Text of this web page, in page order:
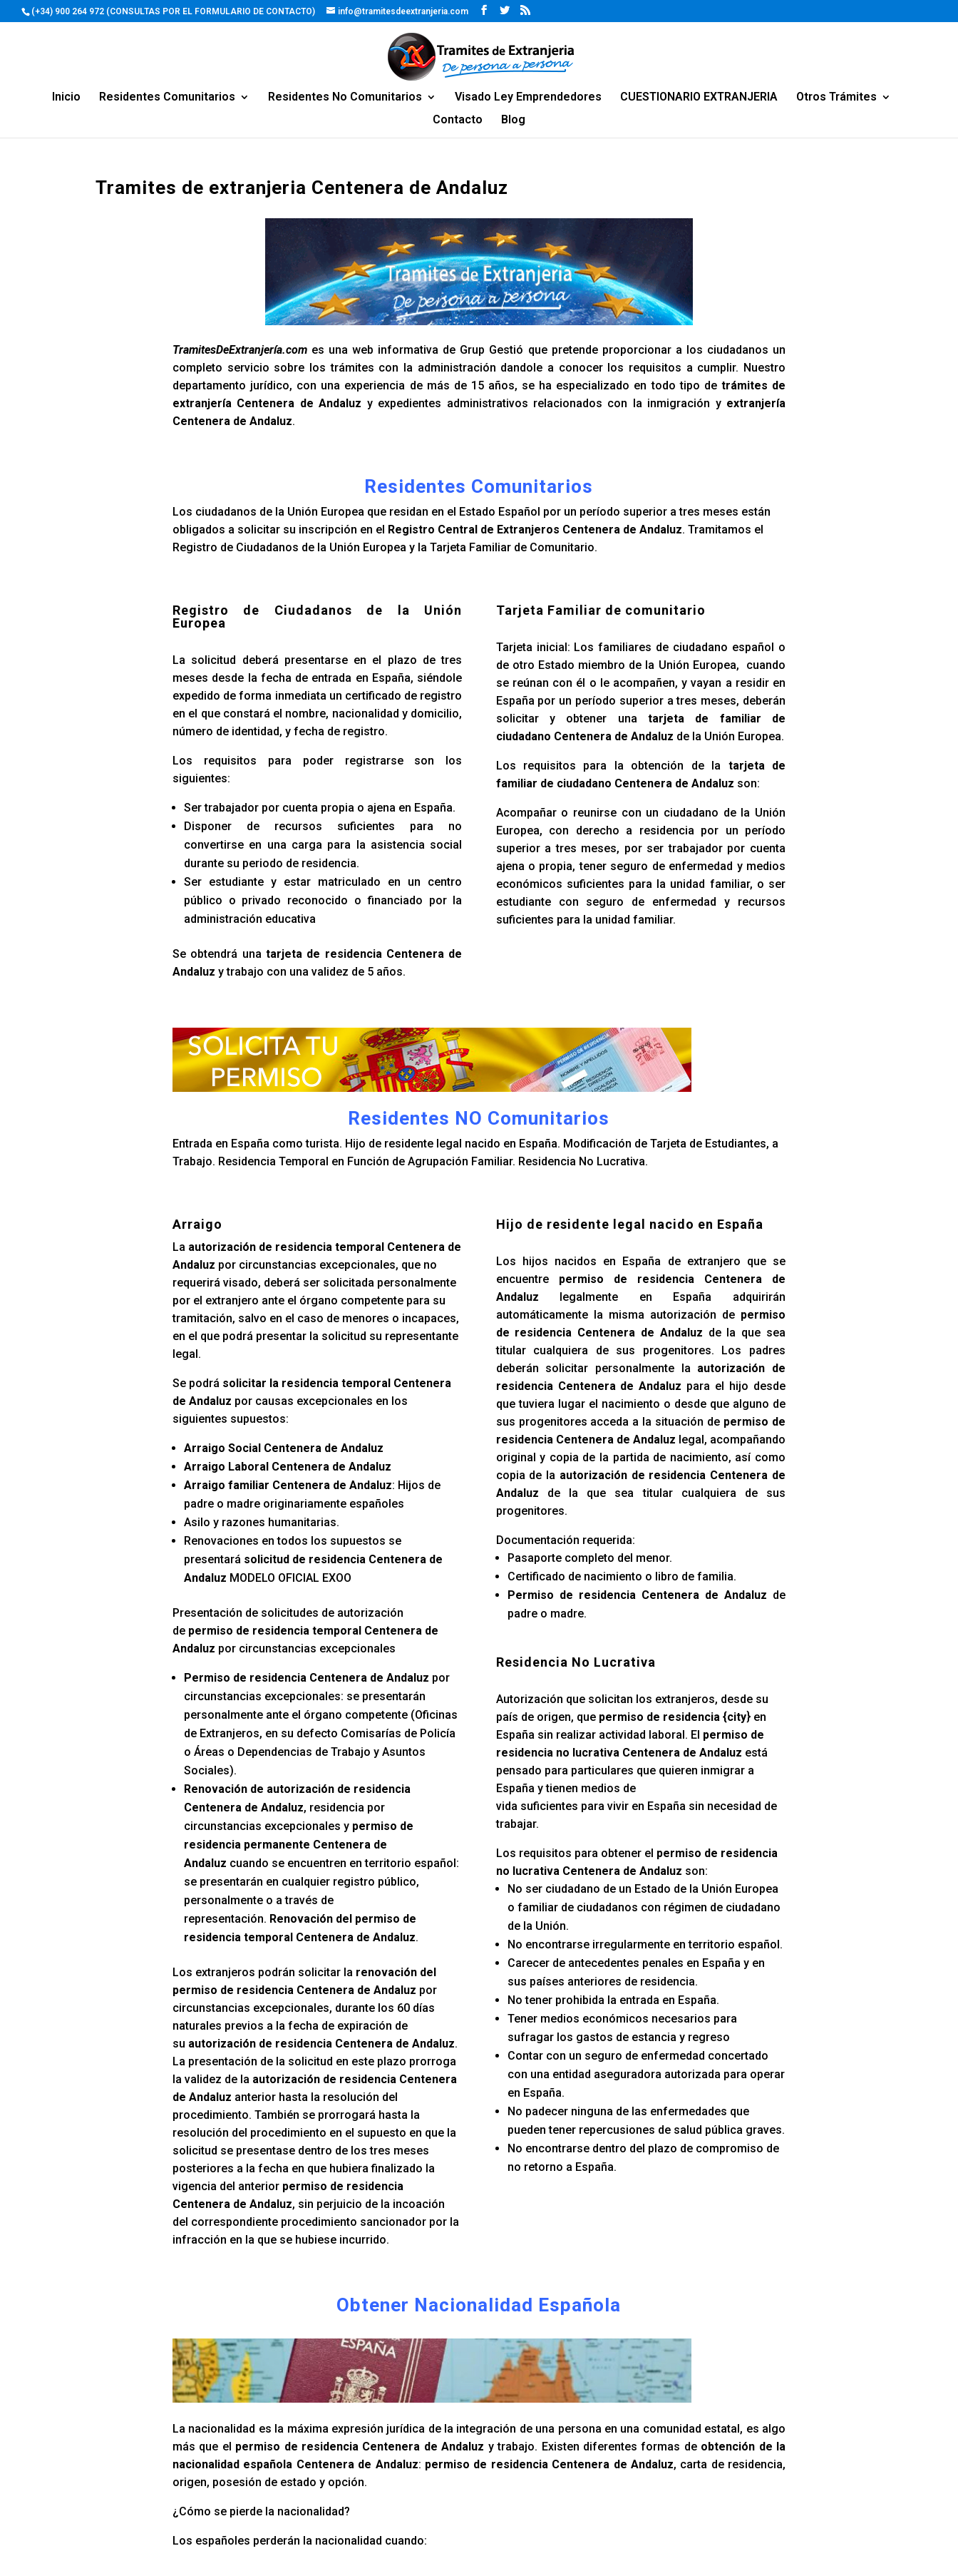
(+34) 900 264 972 (CONSULTAS POR EL FORMULARIO DE CONTACTO) info@tramitesdeextranjeria.com
Inicio Residentes Comunitarios Residentes No Comunitarios Visado Ley Emprendedores CUESTIONARIO EXTRANJERIA
Otros Trámites
Contacto
Blog
Tramites de extranjeria Centenera de Andaluz
TramitesDeExtranjería.comes una web informativa de Grup Gestió que pretende proporcionar a los ciudadanos un
completo servicio sobre los trámites con la administración dandole a conocer los requisitos a cumplir. Nuestro
departamento jurídico, con una experiencia de más de 15 años, se ha especializado en todo tipo de trámites de
extranjería Centenera de Andaluz y expedientes administrativos relacionados con la inmigración y extranjería
Centenera de Andaluz.
Residentes Comunitarios
Los ciudadanos de la Unión Europea que residan en el Estado Español por un período superior a tres meses están
obligados a solicitar su inscripción en el Registro Central de Extranjeros Centenera de Andaluz. Tramitamos el
Registro de Ciudadanos de la Unión Europea y la Tarjeta Familiar de Comunitario.
Registro de Ciudadanos de la Unión
Europea
La solicitud deberá presentarse en el plazo de tres
meses desde la fecha de entrada en España, siéndole
expedido de forma inmediata un certificado de registro
en el que constará el nombre, nacionalidad y domicilio,
número de identidad, y fecha de registro.
Los requisitos para poder registrarse son los
siguientes:
Ser trabajador por cuenta propia o ajena en España.
Disponer de recursos suficientes para no
convertirse en una carga para la asistencia social
durante su periodo de residencia.
Ser estudiante y estar matriculado en un centro
público o privado reconocido o financiado por la
administración educativa
Se obtendrá una tarjeta de residencia Centenera de
Andaluz y trabajo con una validez de 5 años.
Tarjeta Familiar de comunitario
Tarjeta inicial: Los familiares de ciudadano español o
de otro Estado miembro de la Unión Europea, cuando
se reúnan con él o le acompañen, y vayan a residir en
España por un período superior a tres meses, deberán
solicitar y obtener una tarjeta de familiar de
ciudadano Centenera de Andaluz de la Unión Europea.
Los requisitos para la obtención de la tarjeta de
familiar de ciudadano Centenera de Andaluz son:
Acompañar o reunirse con un ciudadano de la Unión
Europea, con derecho a residencia por un período
superior a tres meses, por ser trabajador por cuenta
ajena o propia, tener seguro de enfermedad y medios
económicos suficientes para la unidad familiar, o ser
estudiante con seguro de enfermedad y recursos
suficientes para la unidad familiar.
Residentes NO Comunitarios
Entrada en España como turista. Hijo de residente legal nacido en España. Modificación de Tarjeta de Estudiantes, a
Trabajo. Residencia Temporal en Función de Agrupación Familiar. Residencia No Lucrativa.
Arraigo
La autorización de residencia temporal Centenera de
Andaluz por circunstancias excepcionales, que no
requerirá visado, deberá ser solicitada personalmente
por el extranjero ante el órgano competente para su
tramitación, salvo en el caso de menores o incapaces,
en el que podrá presentar la solicitud su representante
legal.
Se podrá solicitar la residencia temporal Centenera
de Andaluz por causas excepcionales en los
siguientes supuestos:
Arraigo Social Centenera de Andaluz
Arraigo Laboral Centenera de Andaluz
Arraigo familiar Centenera de Andaluz: Hijos de
padre o madre originariamente españoles
Asilo y razones humanitarias.
Renovaciones en todos los supuestos se
presentará solicitud de residencia Centenera de
Andaluz MODELO OFICIAL EXOO
Presentación de solicitudes de autorización
depermiso de residencia temporal Centenera de
Andaluz por circunstancias excepcionales
Permiso de residencia Centenera de Andaluz por
circunstancias excepcionales: se presentarán
personalmente ante el órgano competente (Oficinas
de Extranjeros, en su defecto Comisarías de Policía
o Áreas o Dependencias de Trabajo y Asuntos
Sociales).
Renovación de autorización de residencia
Centenera de Andaluz, residencia por
circunstancias excepcionales y permiso de
residencia permanente Centenera de
Andaluz cuando se encuentren en territorio español:
se presentarán en cualquier registro público,
personalmente o a través de
representación. Renovación del permiso de
residencia temporal Centenera de Andaluz.
Los extranjeros podrán solicitar la renovación del
permiso de residencia Centenera de Andaluz por
circunstancias excepcionales, durante los 60 días
naturales previos a la fecha de expiración de
su autorización de residencia Centenera de Andaluz.
La presentación de la solicitud en este plazo prorroga
la validez de la autorización de residencia Centenera
de Andaluz anterior hasta la resolución del
procedimiento. También se prorrogará hasta la
resolución del procedimiento en el supuesto en que la
solicitud se presentase dentro de los tres meses
posteriores a la fecha en que hubiera finalizado la
vigencia del anterior permiso de residencia
Centenera de Andaluz, sin perjuicio de la incoación
del correspondiente procedimiento sancionador por la
infracción en la que se hubiese incurrido.
Hijo de residente legal nacido en España
Los hijos nacidos en España de extranjero que se
encuentre permiso de residencia Centenera de
Andaluz legalmente en España adquirirán
automáticamente la misma autorización de permiso
de residencia Centenera de Andaluz de la que sea
titular cualquiera de sus progenitores. Los padres
deberán solicitar personalmente la autorización de
residencia Centenera de Andaluz para el hijo desde
que tuviera lugar el nacimiento o desde que alguno de
sus progenitores acceda a la situación de permiso de
residencia Centenera de Andaluz legal, acompañando
original y copia de la partida de nacimiento, así como
copia de la autorización de residencia Centenera de
Andaluz de la que sea titular cualquiera de sus
progenitores.
Documentación requerida:
Pasaporte completo del menor.
Certificado de nacimiento o libro de familia.
Permiso de residencia Centenera de Andaluz de
padre o madre.
Residencia No Lucrativa
Autorización que solicitan los extranjeros, desde su
país de origen, que permiso de residencia {city} en
España sin realizar actividad laboral. El permiso de
residencia no lucrativa Centenera de Andaluz está
pensado para particulares que quieren inmigrar a
España y tienen medios de
vida suficientes para vivir en España sin necesidad de
trabajar.
Los requisitos para obtener el permiso de residencia
no lucrativa Centenera de Andaluz son:
No ser ciudadano de un Estado de la Unión Europea
o familiar de ciudadanos con régimen de ciudadano
de la Unión.
No encontrarse irregularmente en territorio español.
Carecer de antecedentes penales en España y en
sus países anteriores de residencia.
No tener prohibida la entrada en España.
Tener medios económicos necesarios para
sufragar los gastos de estancia y regreso
Contar con un seguro de enfermedad concertado
con una entidad aseguradora autorizada para operar
en España.
No padecer ninguna de las enfermedades que
pueden tener repercusiones de salud pública graves.
No encontrarse dentro del plazo de compromiso de
no retorno a España.
Obtener Nacionalidad Española
La nacionalidad es la máxima expresión jurídica de la integración de una persona en una comunidad estatal, es algo
más que el permiso de residencia Centenera de Andaluz y trabajo. Existen diferentes formas de obtención de la
nacionalidad española Centenera de Andaluz: permiso de residencia Centenera de Andaluz, carta de residencia,
origen, posesión de estado y opción.
¿Cómo se pierde la nacionalidad?
Los españoles perderán la nacionalidad cuando: